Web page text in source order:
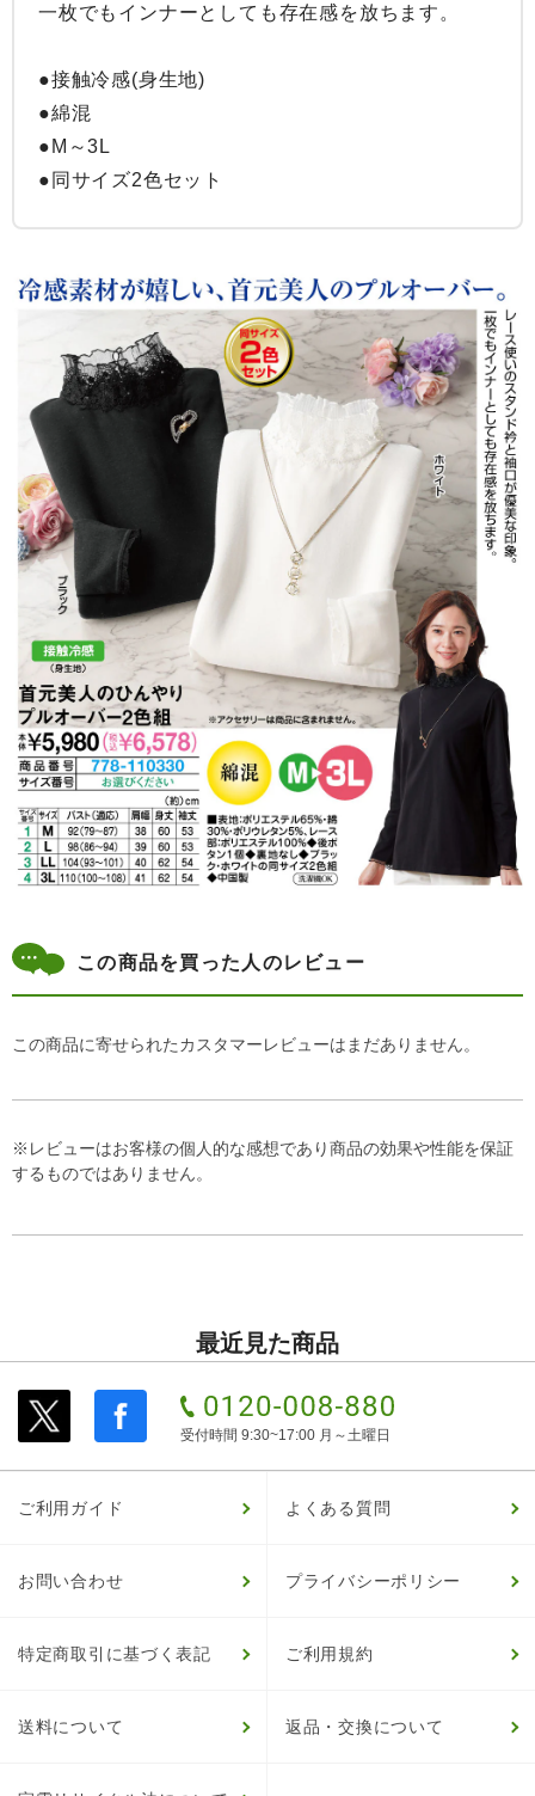
一枚でもインナーとしても存在感を放ちます。
●接触冷感(身生地)
●綿混
●M～3L
●同サイズ2色セット
この商品を買った人のレビュー
この商品に寄せられたカスタマーレビューはまだありません。
※レビューはお客様の個人的な感想であり商品の効果や性能を保証
するものではありません。
最近見た商品
受付時間 9:30~17:00 月～土曜日
ご利用ガイド よくある質問
お問い合わせ プライバシーポリシー
特定商取引に基づく表記 ご利用規約
送料について 返品・交換について